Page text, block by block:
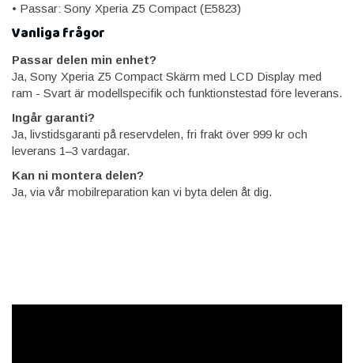
• Passar: Sony Xperia Z5 Compact (E5823)
Vanliga frågor
Passar delen min enhet?
Ja, Sony Xperia Z5 Compact Skärm med LCD Display med
ram - Svart är modellspecifik och funktionstestad före leverans.
Ingår garanti?
Ja, livstidsgaranti på reservdelen, fri frakt över 999 kr och
leverans 1–3 vardagar.
Kan ni montera delen?
Ja, via vår mobilreparation kan vi byta delen åt dig.